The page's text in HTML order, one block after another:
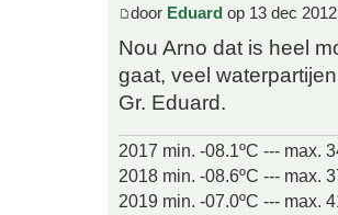
door Eduard op 13 dec
Nou Arno dat is heel
gaat, veel
Gr. Eduard.
2017 min. -08.1ºC --- max.
2018 min. -08.6ºC --- max.
2019 min. -07.0ºC --- max.